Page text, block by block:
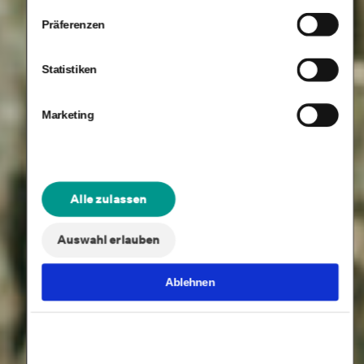
Präferenzen
Statistiken
Marketing
Alle zulassen
Auswahl erlauben
Ablehnen